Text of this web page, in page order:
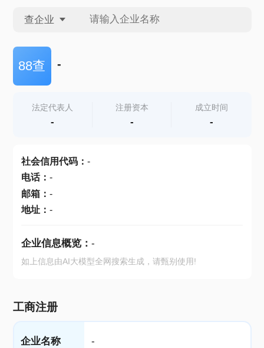
查企业
查企业
查产地
88查 -
法定代表人
-
注册资本
-
成立时间
-
社会信用代码： -
电话： -
邮箱： -
地址： -
企业信息概览： -
如上信息由AI大模型全网搜索生成，请甄别使用!
工商注册
企业名称 -